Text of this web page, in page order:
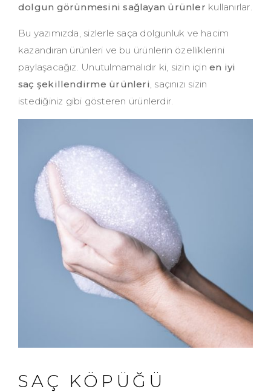
dolgun görünmesini sağlayan ürünler kullanırlar.
Bu yazımızda, sizlerle saça dolgunluk ve hacim
kazandıran ürünleri ve bu ürünlerin özelliklerini
paylaşacağız. Unutulmamalıdır ki, sizin içinen iyi
saç şekillendirme ürünleri , saçınızı sizin
istediğiniz gibi gösteren ürünlerdir.
SAÇ KÖPÜĞÜ